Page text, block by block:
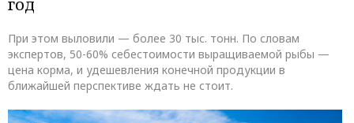
год
При этом выловили — более 30 тыс. тонн. По словам
экспертов, 50-60% себестоимости выращиваемой рыбы —
цена корма, и удешевления конечной продукции в
ближайшей перспективе ждать не стоит.